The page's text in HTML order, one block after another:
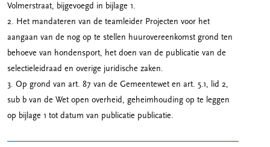
Volmerstraat, bijgevoegd in bijlage 1.
2. Het mandateren van de teamleider Projecten voor het
aangaan van de nog op te stellen huurovereenkomst grond ten
behoeve van hondensport, het doen van de publicatie van de
selectieleidraad en overige juridische zaken.
3. Op grond van art. 87 van de Gemeentewet en art. 5.1, lid 2,
sub b van de Wet open overheid, geheimhouding op te leggen
op bijlage 1 tot datum van publicatie publicatie.